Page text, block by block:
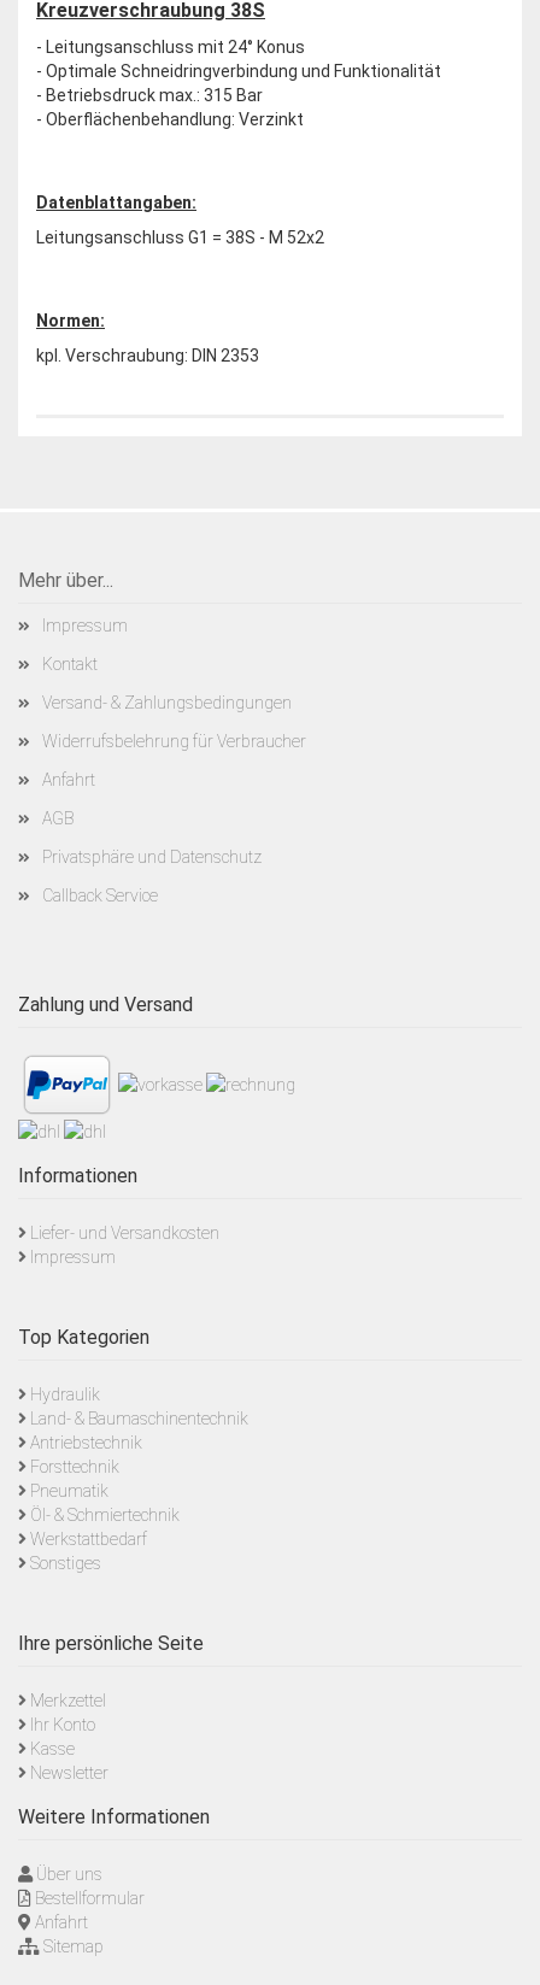
Kreuzverschraubung 38S
- Leitungsanschluss mit 24° Konus
- Optimale Schneidringverbindung und Funktionalität
- Betriebsdruck max.: 315 Bar
- Oberflächenbehandlung: Verzinkt
Datenblattangaben:
Leitungsanschluss G1 = 38S - M 52x2
Normen:
kpl. Verschraubung: DIN 2353
Mehr über...
Impressum
Kontakt
Versand- & Zahlungsbedingungen
Widerrufsbelehrung für Verbraucher
Anfahrt
AGB
Privatsphäre und Datenschutz
Callback Service
Zahlung und Versand
Informationen
Liefer- und Versandkosten
Impressum
Top Kategorien
Hydraulik
Land- & Baumaschinentechnik
Antriebstechnik
Forsttechnik
Pneumatik
Öl- & Schmiertechnik
Werkstattbedarf
Sonstiges
Ihre persönliche Seite
Merkzettel
Ihr Konto
Kasse
Newsletter
Weitere Informationen
Über uns
Bestellformular
Anfahrt
Sitemap